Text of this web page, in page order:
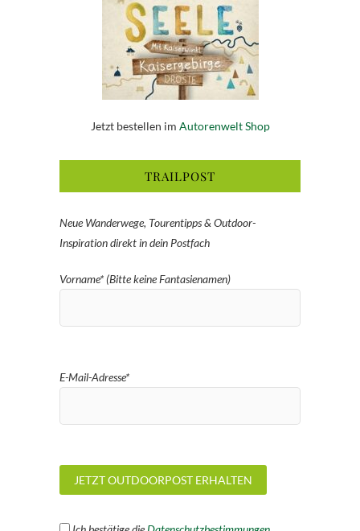
Jetzt bestellen im Autorenwelt Shop
TRAILPOST
Neue Wanderwege, Tourentipps & Outdoor-
Inspiration direkt in dein Postfach
Vorname* (Bitte keine Fantasienamen)
E-Mail-Adresse*